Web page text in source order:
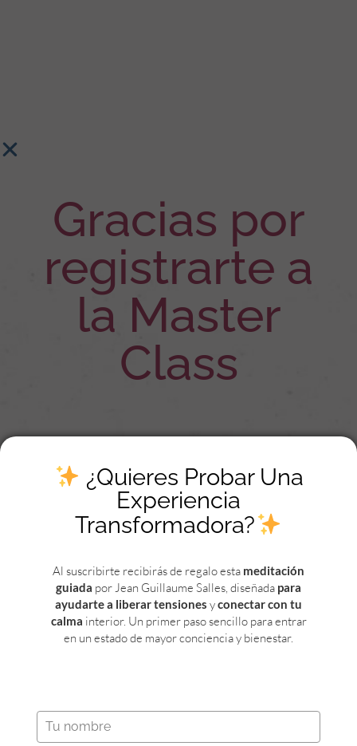
Gracias por
registrarte a
la Master
Class
retos como terapeuta en tu
consulta”
Pronto recibirás un correo de
confirmación. Revisa tu casilla
de SPAM
¿Quieres Probar Una
Experiencia
Transformadora?
Al suscribirte recibirás de regalo esta meditación
guiada por Jean Guillaume Salles, diseñada para
ayudarte a liberar tensiones yconectar con tu
calma interior. Un primer paso sencillo para entrar
en un estado de mayor conciencia y bienestar.